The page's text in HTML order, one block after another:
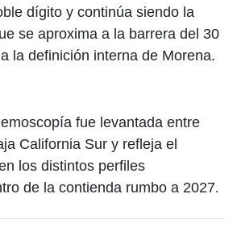
dígito y continúa siendo la
se aproxima a la barrera del 30
la definición interna de Morena.
fue levantada entre
California Sur y refleja el
los distintos perfiles
de la contienda rumbo a 2027.